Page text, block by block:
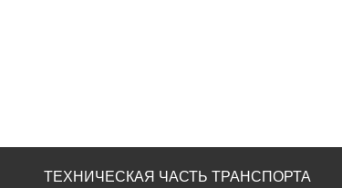
ТЕХНИЧЕСКАЯ ЧАСТЬ ТРАНСПОРТА